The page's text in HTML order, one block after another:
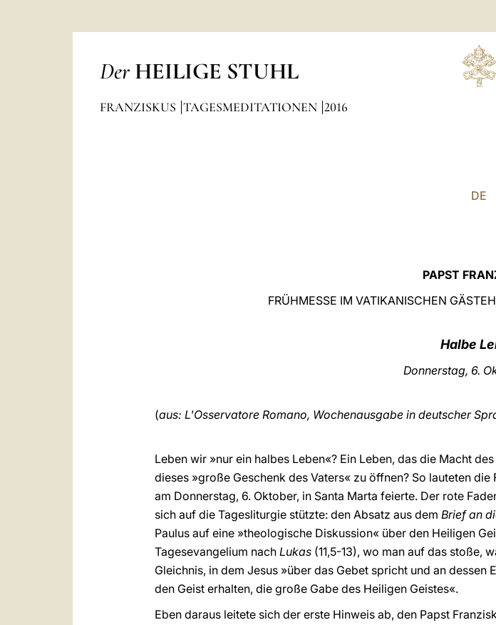
Der HEILIGE STUHL
FRANZISKUS TAGESMEDITATIONEN 2016
DE
PAPST
FRÜHMESSE IM VATIKANISCHEN
Halbe
Donnerstag, 6.
(aus: L'Osservatore Romano, Wochenausgabe in deutscher
Leben wir »nur ein halbes Leben«? Ein Leben, das die Macht
dieses »große Geschenk des Vaters« zu öffnen? So lauteten
am Donnerstag, 6. Oktober, in Santa Marta feierte. Der rote
sich auf die Tagesliturgie stützte: den Absatz aus dem Brief an
Paulus auf eine »theologische Diskussion« über den Heiligen
Tagesevangelium nach Lukas (11,5-13), wo man auf das stoße,
Gleichnis, in dem Jesus »über das Gebet spricht und an dessen
den Geist erhalten, die große Gabe des Heiligen Geistes«.
Eben daraus leitete sich der erste Hinweis ab, den Papst